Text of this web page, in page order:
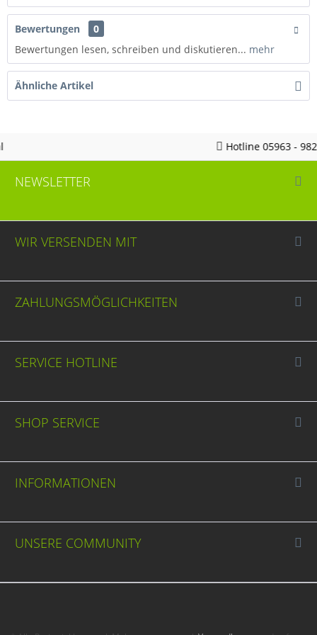
Bewertungen
0
Bewertungen lesen, schreiben und diskutieren... mehr
Ähnliche Artikel
Hotline 05963 - 982823
NEWSLETTER
WIR VERSENDEN MIT
ZAHLUNGSMÖGLICHKEITEN
SERVICE HOTLINE
SHOP SERVICE
INFORMATIONEN
UNSERE COMMUNITY